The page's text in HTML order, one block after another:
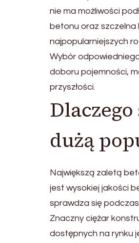
nie ma możliwości
betonu oraz szczelna
najpopularniejszych
Wybór
doboru pojemności,
przyszłości.
dużą
Największą zaletą
jest wysokiej jakości
sprawdza się
Znaczny ciężar
dostępnych na rynku